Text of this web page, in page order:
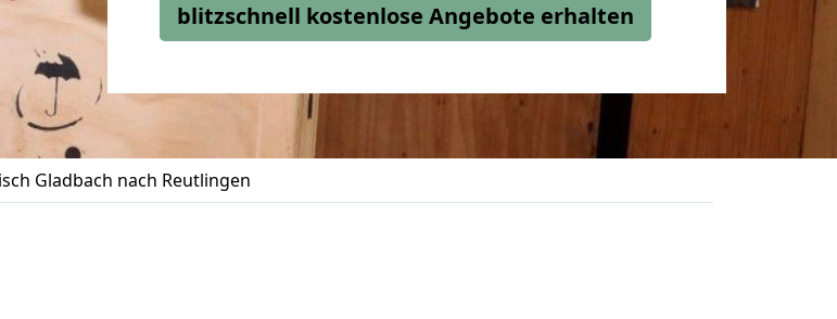
blitzschnell kostenlose Angebote erhalten
Gladbach nach Reutlingen